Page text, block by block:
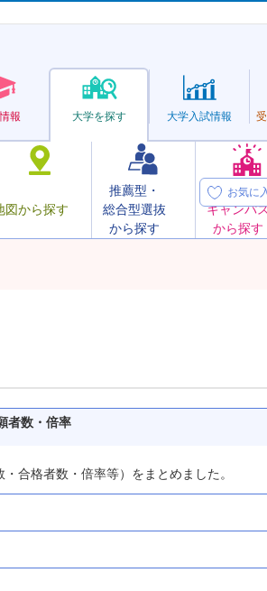
報 大学を探す
図から探す
推薦型・
総合型選抜
から探す
オープン
キャンパ
から探す
大学入試情報
お気に
者数・倍率
合格者数・倍率等）をまとめました。